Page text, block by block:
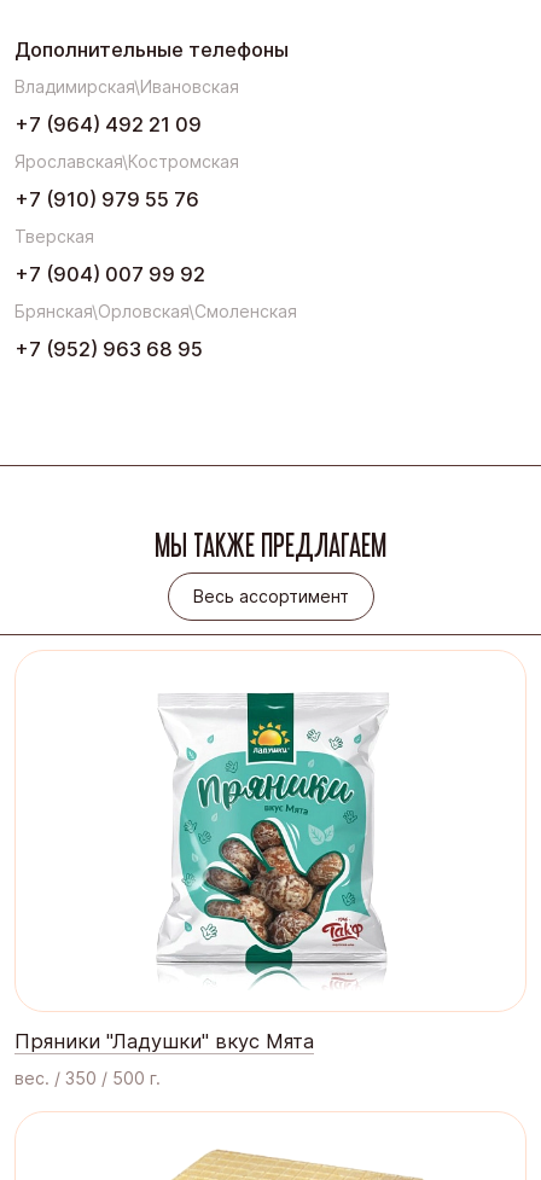
Дополнительные телефоны
Владимирская\Ивановская
+7 (964) 492 21 09
Ярославская\Костромская
+7 (910) 979 55 76
Тверская
+7 (904) 007 99 92
Брянская\Орловская\Смоленская
+7 (952) 963 68 95
МЫ ТАКЖЕ ПРЕДЛАГАЕМ
Весь ассортимент
Весь ассортимент
Пряники "Ладушки" вкус Мята
вес. / 350 / 500 г.